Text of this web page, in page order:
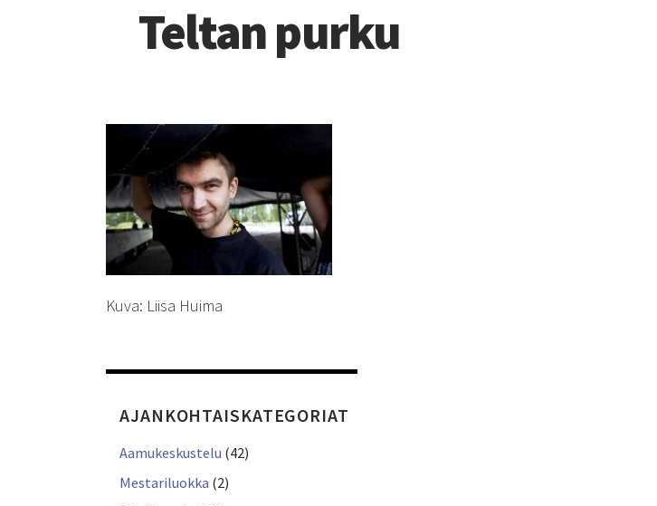
Teltan purku
Kuva: Liisa Huima
AJANKOHTAISKATEGORIAT
Aamukeskustelu (42)
Mestariluokka (2)